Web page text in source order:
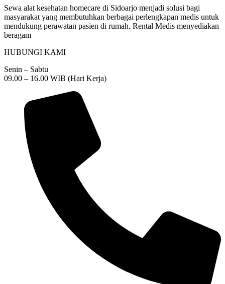
Sewa alat kesehatan homecare di Sidoarjo menjadi solusi bagi
masyarakat yang membutuhkan berbagai perlengkapan medis untuk
mendukung perawatan pasien di rumah. Rental Medis menyediakan
beragam
HUBUNGI KAMI
Senin – Sabtu
09.00 – 16.00 WIB (Hari Kerja)